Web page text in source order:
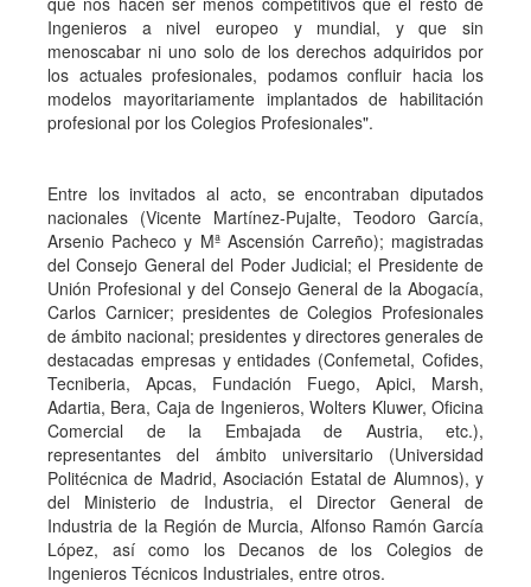
Ingenieros a nivel europeo y mundial, y que sin
menoscabar ni uno solo de los derechos adquiridos por
los actuales profesionales, podamos confluir hacia los
modelos mayoritariamente implantados de habilitación
profesional por los Colegios Profesionales".
Entre los invitados al acto, se encontraban diputados
nacionales (Vicente Martínez-Pujalte, Teodoro García,
Arsenio Pacheco y Mª Ascensión Carreño); magistradas
del Consejo General del Poder Judicial; el Presidente de
Unión Profesional y del Consejo General de la Abogacía,
Carlos Carnicer; presidentes de Colegios Profesionales
de ámbito nacional; presidentes y directores generales de
destacadas empresas y entidades (Confemetal, Cofides,
Tecniberia, Apcas, Fundación Fuego, Apici, Marsh,
Adartia, Bera, Caja de Ingenieros, Wolters Kluwer, Oficina
Comercial de la Embajada de Austria, etc.),
representantes del ámbito universitario (Universidad
Politécnica de Madrid, Asociación Estatal de Alumnos), y
del Ministerio de Industria, el Director General de
Industria de la Región de Murcia, Alfonso Ramón García
López, así como los Decanos de los Colegios de
Ingenieros Técnicos Industriales, entre otros.